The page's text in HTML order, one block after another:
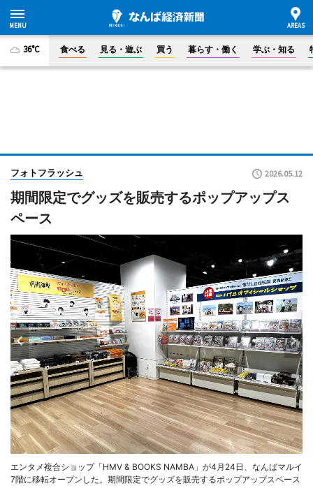
36°C 食べる 見る・遊ぶ 買う 暮らす・働く 学ぶ・知る
フォトフラッシュ 2026.05.12
期間限定でグッズを販売するポップアップス
ペース
エンタメ複合ショップ「HMV & BOOKS NAMBA」が4月24日、なんばマルイ
7階に移転オープンした。期間限定でグッズを販売するポップアップスペース